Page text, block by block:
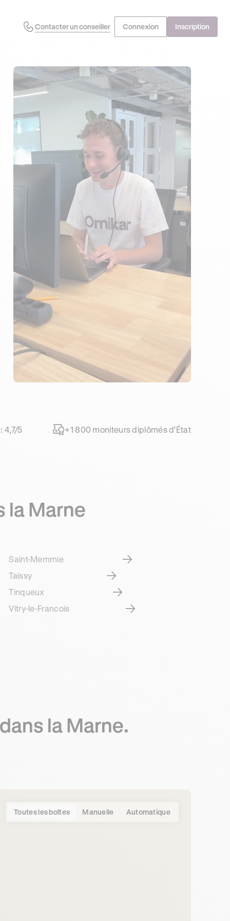
Contacter un conseiller Connexion Inscription
4,7/5 +1 800 moniteurs diplômés d'État
la Marne
Saint-Memmie
Taissy
Tinqueux
Vitry-le-Francois
la Marne.
Toutes les boîtes Manuelle Automatique